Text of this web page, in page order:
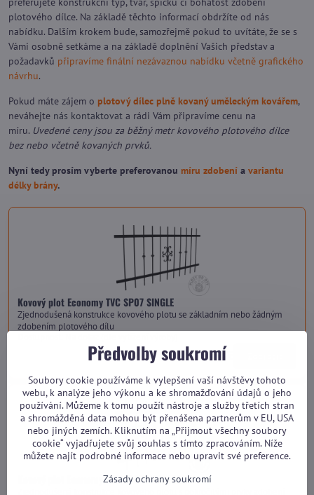
plotového dílce. Na základě těchto informací obdržíte od nás
nabídku. Dalším krokem bude, samozřejmě pokud to uvítáte, že se s
Vámi osobně setkáme a na základě doplnění Vašich představ a
požadavků připravíme finální nezávaznou nabídku včetně grafického
návrhu.
Pokud máte zájem o plotový dílec plně kovaný uměleckým kovářem,
neváhejte nás kontaktovat a rádi Vám připravíme cenu na
míru. Uvedené ceny jsou za běžný metr kovového plotového dílce
bez nebo včetně kovaných prvků.
Nyní tedy prosím vyberte preferovanou míru zdobení a variantu
délky brány.
Kovový plot Economy TVC SP07 SINGLE
Zjednodušená konstrukce kovového plotu se základním nebo žádným
zdobením plotového dílu
od 2 490 Kč
Kovový plot Economy TVC SP07 HARMONY
Předvolby soukromí
Soubory cookie používáme k vylepšení vaší návštěvy tohoto
webu, k analýze jeho výkonu a ke shromažďování údajů o jeho
používání. Můžeme k tomu použít nástroje a služby třetích stran
a shromážděná data mohou být přenášena partnerům v EU, USA
nebo jiných zemích. Kliknutím na „Přijmout všechny soubory
cookie“ vyjadřujete svůj souhlas s tímto zpracováním. Níže
můžete najít podrobné informace nebo upravit své preference.
Zásady ochrany soukromí